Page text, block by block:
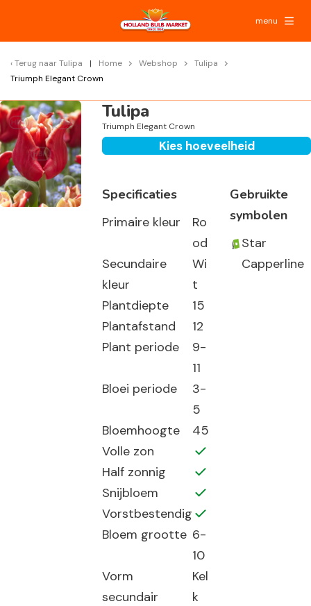
menu
Terug naarTulipa Home Webshop
Tulipa
Triumph Elegant Crown
Tulipa
Triumph Elegant Crown
Kies hoeveelheid
Specificaties
Primaire kleur
Ro
od
Secundaire
kleur
Wi
t
Plantdiepte
15
Plantafstand
12
Plant periode
9-
11
Bloei periode
3-
5
Bloemhoogte
45
Volle zon
Half zonnig
Snijbloem
Vorstbestendig
Bloem grootte 6-
10
Vorm
secundair
Kel
k
Gebruikte
symbolen
Star
Capperline